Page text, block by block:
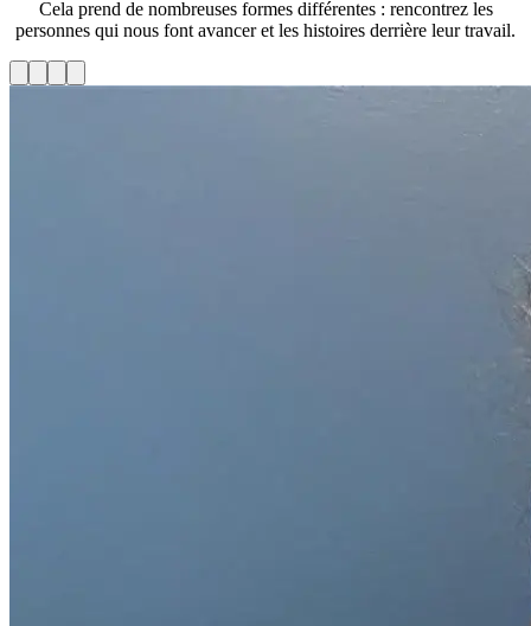
Cela prend de nombreuses formes différentes : rencontrez les
personnes qui nous font avancer et les histoires derrière leur travail.